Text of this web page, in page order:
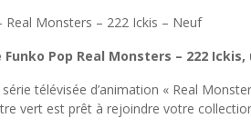
Real Monsters – 222 Ickis – Neuf
Funko Pop Real Monsters – 222
télévisée d’animation « Real
vert est prêt à rejoindre votre